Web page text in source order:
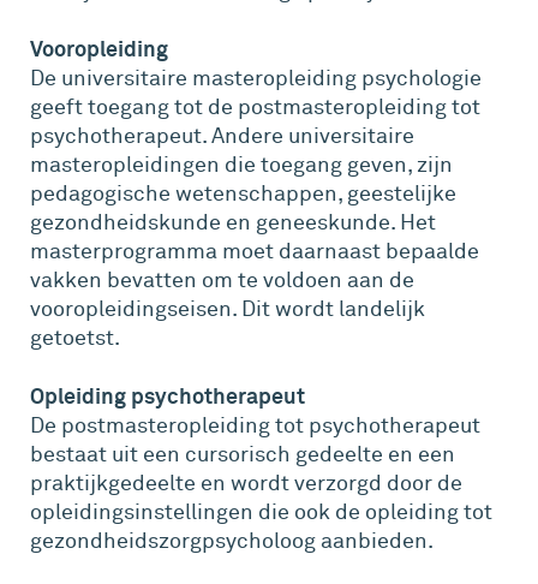
Vooropleiding
De universitaire masteropleiding psychologie
geeft toegang tot de postmasteropleiding tot
psychotherapeut. Andere universitaire
masteropleidingen die toegang geven, zijn
pedagogische wetenschappen, geestelijke
gezondheidskunde en geneeskunde. Het
masterprogramma moet daarnaast bepaalde
vakken bevatten om te voldoen aan de
vooropleidingseisen. Dit wordt landelijk
getoetst.
Opleiding psychotherapeut
De postmasteropleiding tot psychotherapeut
bestaat uit een cursorisch gedeelte en een
praktijkgedeelte en wordt verzorgd door de
opleidingsinstellingen die ook de opleiding tot
gezondheidszorgpsycholoog aanbieden.